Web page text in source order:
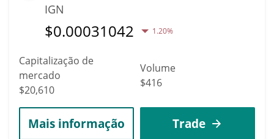
IGN
$0.00031042 1.20%
Capitalização de
mercado
$20,610
Volume
$416
Mais informação Trade